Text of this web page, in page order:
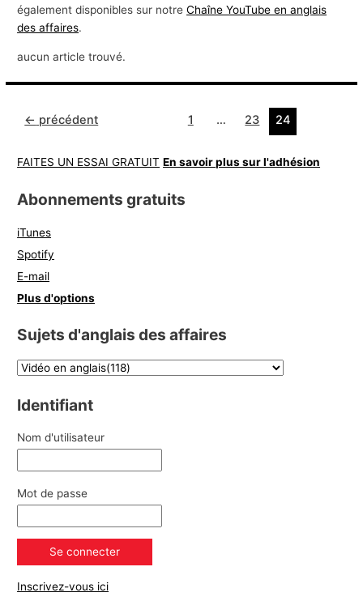
également disponibles sur notreChaîne YouTube en anglais
des affaires.
aucun article trouvé.
← précédent 1 … 23 24
FAITES UN ESSAI GRATUIT En savoir plus sur l'adhésion
Abonnements gratuits
iTunes
Spotify
E-mail
Plus d'options
Sujets d'anglais des affaires
Identifiant
Nom d'utilisateur
Mot de passe
Inscrivez-vous ici